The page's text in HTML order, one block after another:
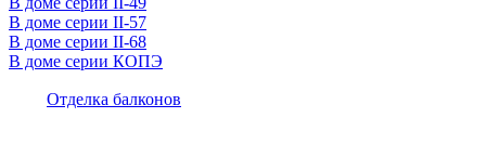
В доме серии II-57
В доме серии II-68
В доме серии КОПЭ
Отделка балконов